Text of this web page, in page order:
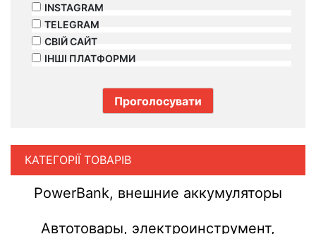
INSTAGRAM
TELEGRAM
СВІЙ САЙТ
ІНШІ ПЛАТФОРМИ
КАТЕГОРІЇ ТОВАРІВ
PowerBank, внешние аккумуляторы
Автотовары, электроинструмент,